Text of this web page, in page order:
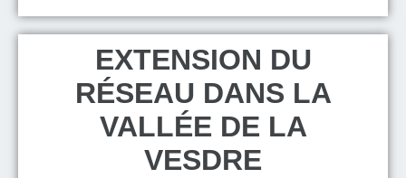
EXTENSION DU
RÉSEAU DANS LA
VALLÉE DE LA
VESDRE